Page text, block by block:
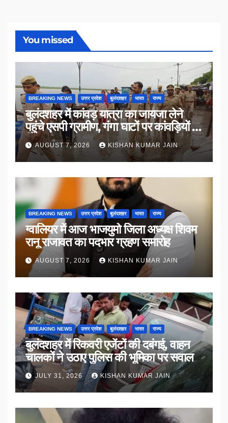
You missed
BREAKING NEWS उत्तर प्रदेश बुलंदशहर भारत राज्य
बुलंदशहर में कांवड़ यात्रा का जायजा लेने
पहुंचे एसपी ग्रामीण, गंगा घाटों पर कांवड़ियों से
किया संवाद
AUGUST 7, 2026 KISHAN KUMAR JAIN
BREAKING NEWS उत्तर प्रदेश बुलंदशहर भारत राज्य
ग्वालियर में आज भाजयुमो जिला अध्यक्ष शिवम
रानू राजावत का पदभार ग्रहण समारोह
AUGUST 7, 2026 KISHAN KUMAR JAIN
BREAKING NEWS उत्तर प्रदेश बुलंदशहर भारत राज्य
बुलंदशहर में रिकवरी एजेंटों की दबंगई, वाहन
चालकों ने उठाए पुलिस की भूमिका पर सवाल
JULY 31, 2026 KISHAN KUMAR JAIN